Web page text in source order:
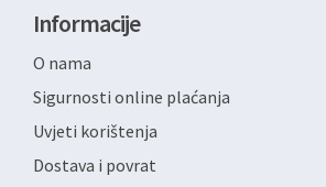
Informacije
O nama
Sigurnosti online plaćanja
Uvjeti korištenja
Dostava i povrat